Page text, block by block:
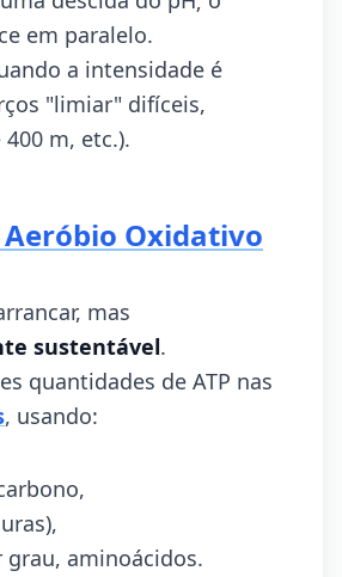
em paralelo.
a intensidade é
"limiar" difíceis,
m, etc.).
Aeróbio Oxidativo
mas
sustentável.
quantidades de ATP nas
, usando:
grau, aminoácidos.